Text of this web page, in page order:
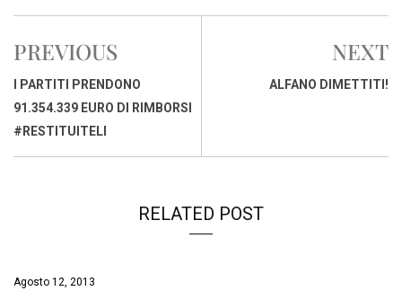
c
b
o
o
k
a
s
A
p
p
n
d
I
r
s
a
p
i
PREVIOUS
I PARTITI PRENDONO
91.354.339 EURO DI RIMBORSI
#RESTITUITELI
NEXT
ALFANO DIMETTITI!
RELATED POST
Agosto 12, 2013